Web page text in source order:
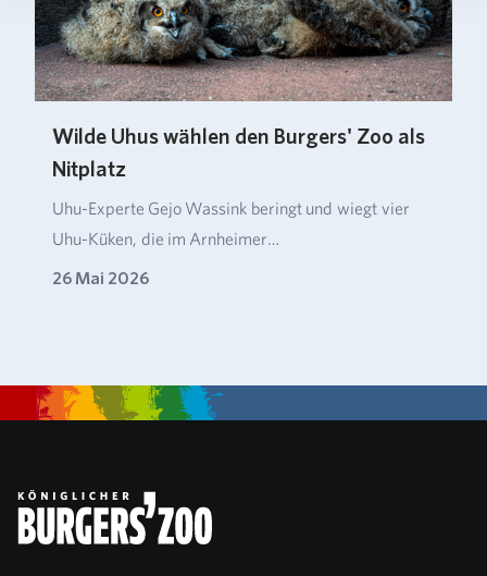
Wilde Uhus wählen den Burgers' Zoo als
Nitplatz
Uhu-Experte Gejo Wassink beringt und wiegt vier
Uhu-Küken, die im Arnheimer…
26 Mai 2026